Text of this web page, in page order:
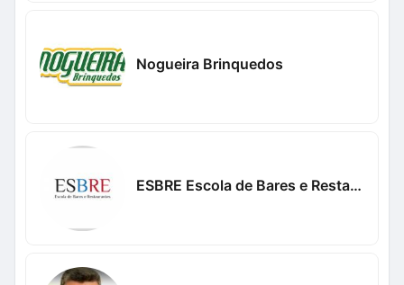
Nogueira Brinquedos
ESBRE Escola de Bares e Restaurantes